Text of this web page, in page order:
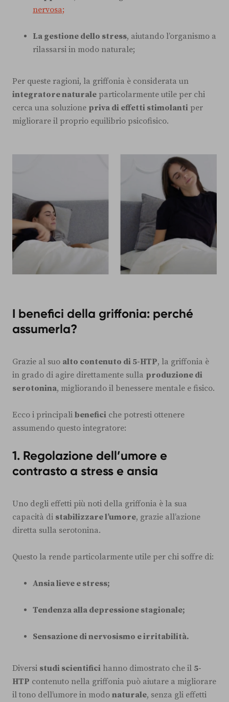
nervosa;
La gestione dello stress, aiutando l’organismo a
rilassarsi in modo naturale;
Per queste ragioni, la griffonia è considerata un
integratore naturale particolarmente utile per chi
cerca una soluzione priva di effetti stimolanti per
migliorare il proprio equilibrio psicofisico.
I benefici della griffonia: perché
assumerla?
Grazie al suo alto contenuto di 5-HTP, la griffonia è
in grado di agire direttamente sulla produzione di
serotonina, migliorando il benessere mentale e fisico.
Ecco i principali benefici che potresti ottenere
assumendo questo integratore:
1. Regolazione dell’umore e
contrasto a stress e ansia
Uno degli effetti più noti della griffonia è la sua
capacità di stabilizzare l’umore, grazie all’azione
diretta sulla serotonina.
Questo la rende particolarmente utile per chi soffre di:
Ansia lieve e stress;
Tendenza alla depressione stagionale;
Sensazione di nervosismo e irritabilità.
Diversi studi scientifici hanno dimostrato che il 5-
HTP contenuto nella griffonia può aiutare a migliorare
il tono dell’umore in modo naturale, senza gli effetti